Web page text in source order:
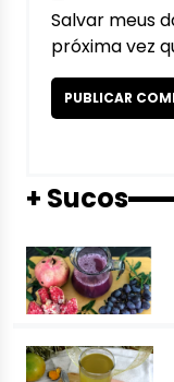
Salvar meus
próxima vez
+ Sucos